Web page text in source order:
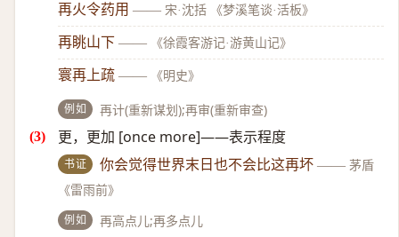
再火令药用 —— 宋·沈括 《梦溪笔谈·活板》
再眺山下 —— 《徐霞客游记·游黄山记》
寰再上疏 —— 《明史》
例如 再计(重新谋划);再审(重新审查)
更，更加 [once more]——表示程度
书证 你会觉得世界末日也不会比这再坏 —— 茅盾
《雷雨前》
例如 再高点儿;再多点儿